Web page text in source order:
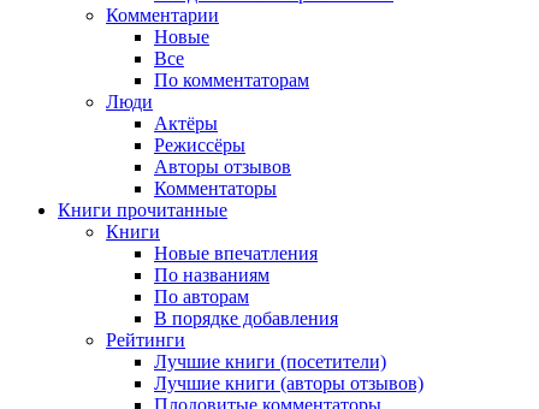
Комментарии
Новые
Все
По комментаторам
Люди
Актёры
Режиссёры
Авторы отзывов
Комментаторы
Книги прочитанные
Книги
Новые впечатления
По названиям
По авторам
В порядке добавления
Рейтинги
Лучшие книги (посетители)
Лучшие книги (авторы отзывов)
Плодовитые комментаторы